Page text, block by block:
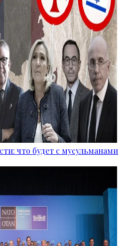
что будет с мусульманами